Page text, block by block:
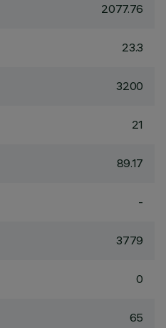
2077.76
23.3
3200
21
89.17
-
3779
0
65